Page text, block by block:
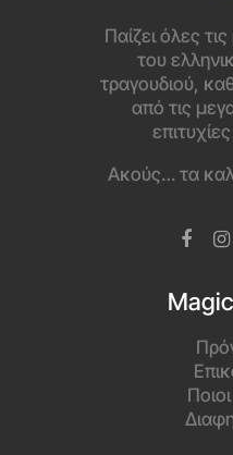
Παίζει όλες
του
τραγουδιού,
από τις
Ακούς… τα